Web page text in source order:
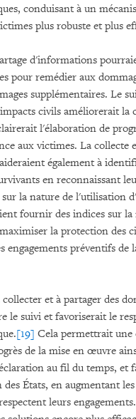
conduisant à un
plus robuste et plus
d'informations
pour remédier aux
supplémentaires. Le
civils améliorerait la
l'élaboration de
aux victimes. La collecte
également à
en reconnaissant
la nature de l'utilisation
fournir des indices sur
la protection des
engagements préventifs de
et à partager des
le suivi et favoriserait le
[19] Cela permettrait une
de la mise en œuvre
au fil du temps, et
des États, en augmentant
leurs